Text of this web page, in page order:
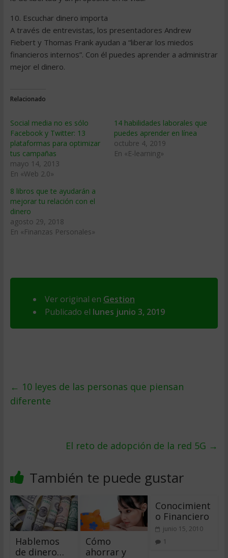
10. Escuchar dinero importa
A través de entrevistas, los presentadores Andrew
Fiebert y Thomas Frank ayudan a “liberar los miedos
financieros internos”. Con él puedes aprender a administrar
mejor el dinero.
Relacionado
Social media no es sólo
Facebook y Twitter: 13
plataformas para optimizar
tus campañas
mayo 14, 2013
En «Web 2.0»
14 habilidades laborales que
puedes aprender en línea
octubre 4, 2019
En «E-learning»
8 libros que te ayudarán a
mejorar tu relación con el
dinero
agosto 29, 2018
En «Finanzas Personales»
Ver original en Gestion
Publicado el lunes junio 3, 2019
← 10 leyes de las personas que piensan
diferente
El reto de adopción de la red 5G →
También te puede gustar
Hablemos
de dinero…
Cómo
ahorrar y
Conocimient
o Financiero
junio 15, 2010
1